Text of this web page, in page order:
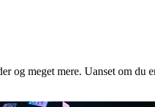
og meget mere. Uanset om du